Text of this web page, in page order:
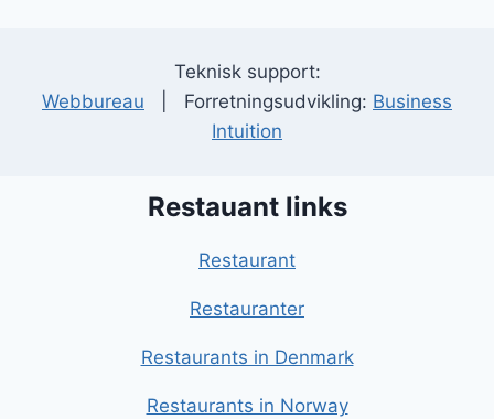
Teknisk support:
Webbureau | Forretningsudvikling: Business
Intuition
Restauant links
Restaurant
Restauranter
Restaurants in Denmark
Restaurants in Norway